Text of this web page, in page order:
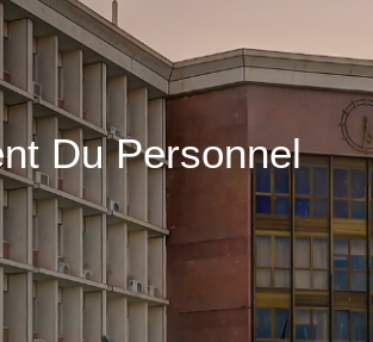
Du Personnel